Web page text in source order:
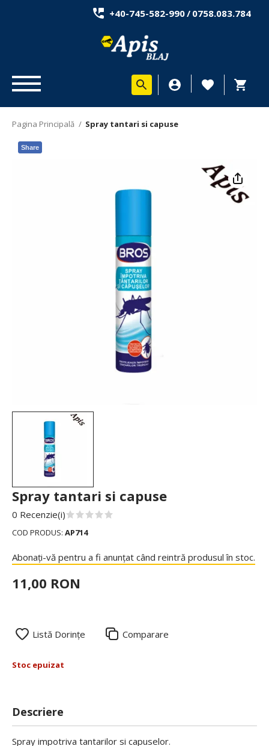
+40-745-582-990/ 0758.083.784
Pagina Principală / Spray tantari si capuse
Share
Spray tantari si capuse
0 Recenzie(i)
COD PRODUS: AP714
Abonați-vă pentru a fi anunțat când reintră produsul în stoc.
11,00 RON
Listă Dorințe Comparare
Stoc epuizat
Descriere
Spray impotriva tantarilor si capuselor.